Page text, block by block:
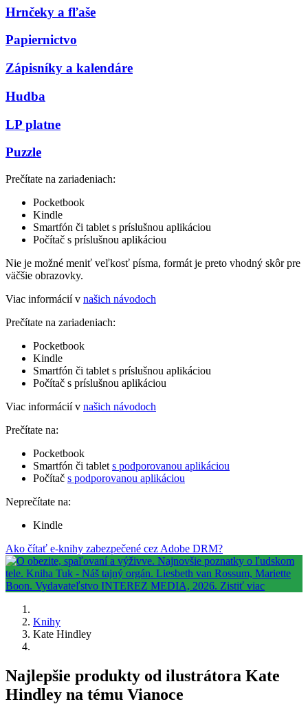
Hrnčeky a fľaše
Papiernictvo
Zápisníky a kalendáre
Hudba
LP platne
Puzzle
Prečítate na zariadeniach:
Pocketbook
Kindle
Smartfón či tablet s príslušnou aplikáciou
Počítač s príslušnou aplikáciou
Nie je možné meniť veľkosť písma, formát je preto vhodný skôr pre
väčšie obrazovky.
Viac informácií v našich návodoch
Prečítate na zariadeniach:
Pocketbook
Kindle
Smartfón či tablet s príslušnou aplikáciou
Počítač s príslušnou aplikáciou
Viac informácií v našich návodoch
Prečítate na:
Pocketbook
Smartfón či tablet s podporovanou aplikáciou
Počítač s podporovanou aplikáciou
Neprečítate na:
Kindle
Ako čítať e-knihy zabezpečené cez Adobe DRM?
Knihy
Kate Hindley
Najlepšie produkty od ilustrátora Kate
Hindley na tému Vianoce